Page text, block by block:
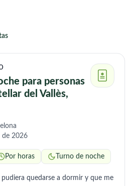
para personas
del Vallès,
de 2026
Por horas Turno de noche
quedarse a dormir y que me